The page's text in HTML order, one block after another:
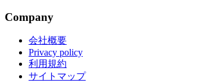
Company
会社概要
Privacy policy
利用規約
サイトマップ